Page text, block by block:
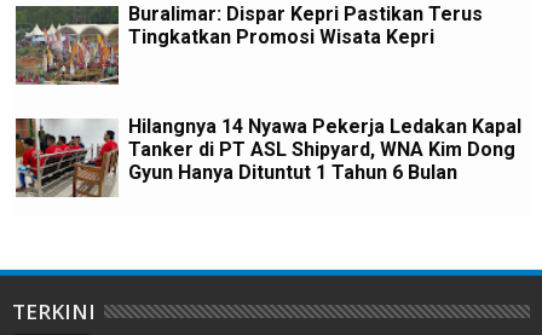
Buralimar: Dispar Kepri Pastikan Terus
Tingkatkan Promosi Wisata Kepri
Hilangnya 14 Nyawa Pekerja Ledakan Kapal
Tanker di PT ASL Shipyard, WNA Kim Dong
Gyun Hanya Dituntut 1 Tahun 6 Bulan
TERKINI